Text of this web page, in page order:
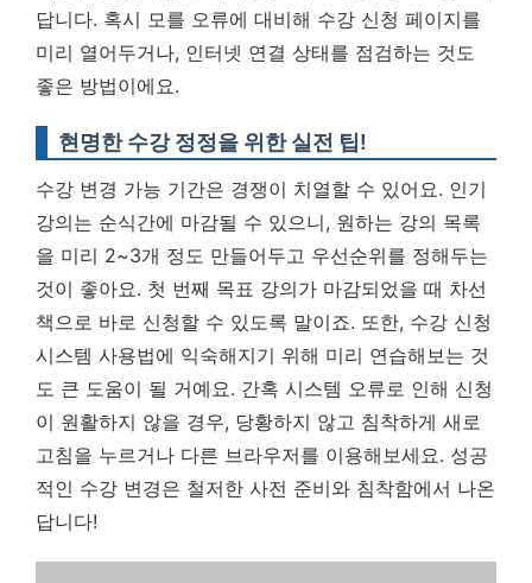
답니다. 혹시 모를 오류에 대비해 수강 신청 페이지를
미리 열어두거나, 인터넷 연결 상태를 점검하는 것도
좋은 방법이에요.
현명한 수강 정정을 위한 실전 팁!
수강 변경 가능 기간은 경쟁이 치열할 수 있어요. 인기
강의는 순식간에 마감될 수 있으니, 원하는 강의 목록
을 미리 2~3개 정도 만들어두고 우선순위를 정해두는
것이 좋아요. 첫 번째 목표 강의가 마감되었을 때 차선
책으로 바로 신청할 수 있도록 말이죠. 또한, 수강 신청
시스템 사용법에 익숙해지기 위해 미리 연습해보는 것
도 큰 도움이 될 거예요. 간혹 시스템 오류로 인해 신청
이 원활하지 않을 경우, 당황하지 않고 침착하게 새로
고침을 누르거나 다른 브라우저를 이용해보세요. 성공
적인 수강 변경은 철저한 사전 준비와 침착함에서 나온
답니다!